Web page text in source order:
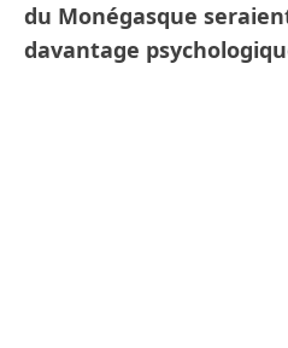
du Monégasque
davantage